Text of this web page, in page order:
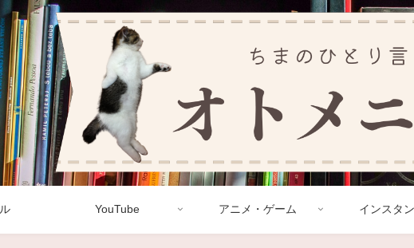
YouTube アニメ・ゲーム インスタ